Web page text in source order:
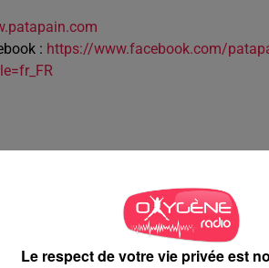
: https://www.facebook.com/
Le respect de votre vie privée est